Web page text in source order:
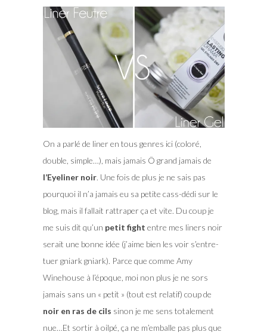
On a parlé de liner en tous genres ici (coloré,
double, simple…), mais jamais Ô grand jamais de
l’Eyeliner noir. Une fois de plus je ne sais pas
pourquoi il n’a jamais eu sa petite cass-dédi sur le
blog, mais il fallait rattraper ça et vite. Du coup je
me suis dit qu’un petit fight entre mes liners noir
serait une bonne idée (j’aime bien les voir s’entre-
tuer gniark gniark). Parce que comme Amy
Winehouse à l’époque, moi non plus je ne sors
jamais sans un « petit » (tout est relatif) coup de
noir en ras de cils sinon je me sens totalement
nue…Et sortir à oilpé, ça ne m’emballe pas plus que